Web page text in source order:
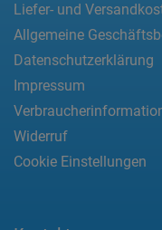
Liefer- und
Allgemeine
Datenschutzerklärung
Impressum
Widerruf
Cookie Einstellungen